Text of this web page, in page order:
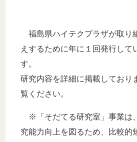
福島県ハイテクプラザが取り
えするために年に１回発行して
す。
研究内容を詳細に掲載しており
覧ください。
※「そだてる研究室」事業は
究能力向上を図るため、比較的